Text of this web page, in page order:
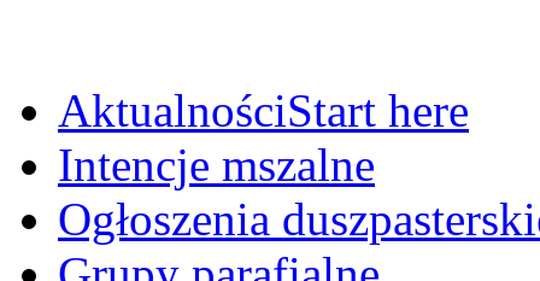
AktualnościStart here
Intencje mszalne
Ogłoszenia